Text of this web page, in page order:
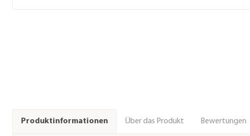
Produktinformationen Über das Produkt Bewertungen